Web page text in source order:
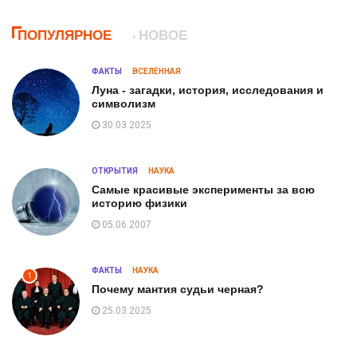
ПОПУЛЯРНОЕ НОВОЕ
ФАКТЫ ВСЕЛЕННАЯ
Луна - загадки, история, исследования и
символизм
30.03.2025
ОТКРЫТИЯ НАУКА
Самые красивые эксперименты за всю
историю физики
05.06.2007
1
ФАКТЫ НАУКА
Почему мантия судьи черная?
25.03.2025